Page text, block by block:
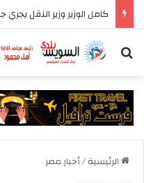
كامل الوزير وزير النقل
بحث عن
الرئيسية/أخبار مصر